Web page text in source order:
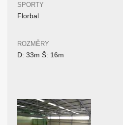
SPORTY
Florbal
ROZMĚRY
D: 33m Š: 16m